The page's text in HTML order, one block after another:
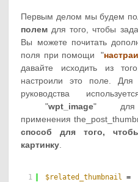
Первым делом мы будем
полем для того, чтобы
Вы можете почитать
поля при помощи "
давайте исходить из
настроили это поле. Для
руководства
"wpt_image" для
применения
способ для того,
картинку.
1 $related_thumbnail =